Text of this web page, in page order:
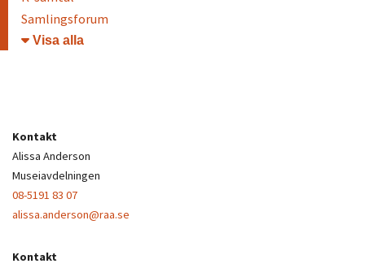
Samlingsforum
Öppna/stäng
Kontakt
Alissa Anderson
Museiavdelningen
08-5191 83 07
alissa.anderson@raa.se
Kontakt